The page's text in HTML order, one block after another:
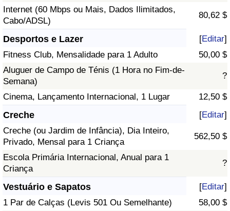
Internet (60 Mbps ou Mais, Dados Ilimitados,
Cabo/ADSL)
80,62 $
Desportos e Lazer [Editar]
Fitness Club, Mensalidade para 1 Adulto
50,00 $
Aluguer de Campo de Ténis (1 Hora no Fim-de-
Semana)
?
Cinema, Lançamento Internacional, 1 Lugar 12,50 $
Creche [Editar]
Creche (ou Jardim de Infância), Dia Inteiro,
Privado, Mensal para 1 Criança
562,50 $
Escola Primária Internacional, Anual para 1
Criança
?
Vestuário e Sapatos [Editar]
1 Par de Calças (Levis 501 Ou Semelhante)
58,00 $